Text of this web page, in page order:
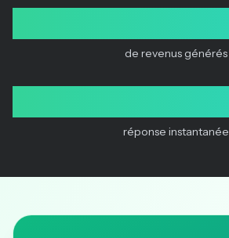
de revenus générés
réponse instantanée